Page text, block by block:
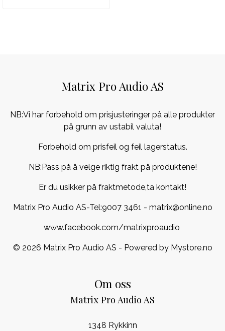
Matrix Pro Audio AS
NB:Vi har forbehold om prisjusteringer på alle produkter
på grunn av ustabil valuta!
Forbehold om prisfeil og feil lagerstatus.
NB:Pass på å velge riktig frakt på produktene!
Er du usikker på fraktmetode,ta kontakt!
Matrix Pro Audio AS-Tel:9007 3461 - matrix@online.no
www.facebook.com/matrixproaudio
© 2026 Matrix Pro Audio AS - Powered by Mystore.no
Om oss
Matrix Pro Audio AS
1348 Rykkinn